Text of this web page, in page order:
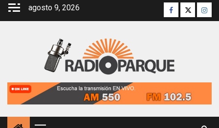
Saltar
agosto 9, 2026 Facebook
Twitter